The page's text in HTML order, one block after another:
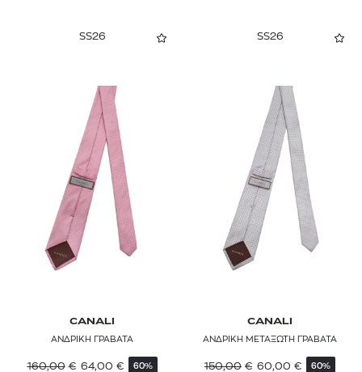
SS26
CANALI
ΑΝΔΡΙΚΗ ΓΡΑΒΑΤΑ
160,00 € 64,00 € 60%
SS26
CANALI
ΑΝΔΡΙΚΗ ΜΕΤΑΞΩΤΗ ΓΡΑΒΑΤΑ
150,00 € 60,00 € 60%